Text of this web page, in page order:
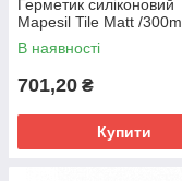
Герметик силіконовий
Mapesil Tile Matt /300m
В наявності
701,20 ₴
Купити